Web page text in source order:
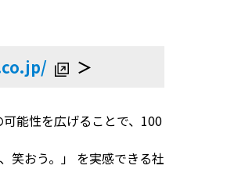
＞
能性を広げることで、100
笑おう。」 を実感できる社